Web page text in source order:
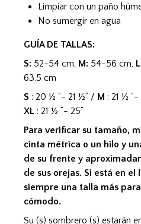
Limpiar con un paño
No sumergir en agua
GUÍA DE TALLAS:
S: 52-54 cm, M: 54-56 cm,
63.5 cm
S : 20 ½ ”- 21 ½” / M : 21 ½
XL : 21 ½ ”- 25”
Para verificar su tamaño,
cinta métrica o un hilo y
de su frente y
de sus orejas. Si está en
siempre una talla más
cómodo.
Su (s) sombrero (s) estarán